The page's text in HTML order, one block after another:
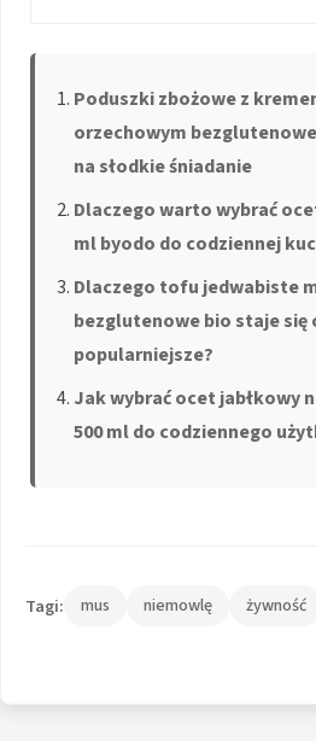
Poduszki zbożowe z
orzechowym
na słodkie śniadanie
Dlaczego warto wybrać
ml byodo do codziennej
Dlaczego tofu jedwabiste
bezglutenowe bio staje się
popularniejsze?
Jak wybrać ocet jabłkowy
500 ml do codziennego
Tagi: mus niemowlę żywność